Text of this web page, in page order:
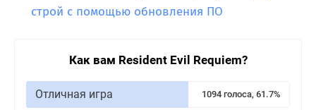
строй с помощью обновления ПО
Как вам Resident Evil Requiem?
Отличная игра 1094 голоса, 61.7%